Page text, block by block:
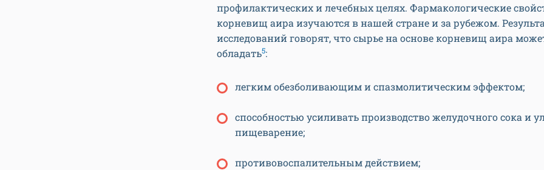
профилактических и лечебных целях. Фармакологические
корневищ аира изучаются в нашей стране и за рубежом.
исследований говорят, что сырье на основе корневищ аира
обладать5:
легким обезболивающим и спазмолитическим эффектом;
способностью усиливать производство желудочного сока и
пищеварение;
противовоспалительным действием;